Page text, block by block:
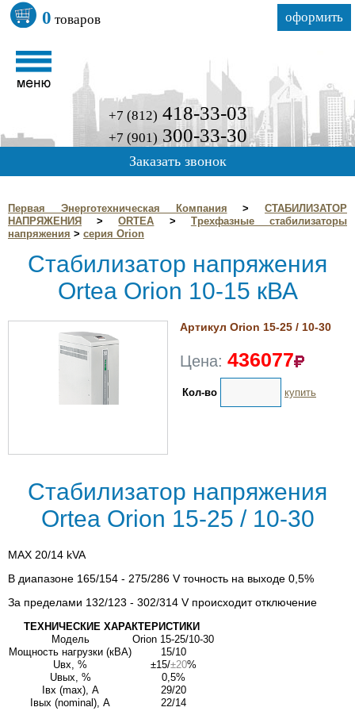
0 товаров оформить
+7 (812) 418-33-03
+7 (901) 300-33-30
Заказать звонок
Первая Энерготехническая Компания > СТАБИЛИЗАТОР
НАПРЯЖЕНИЯ
>ORTEA > Трехфазные стабилизаторы
напряжения > серия Orion
Стабилизатор напряжения
Ortea Orion 10-15 кВА
Артикул Orion 15-25 / 10-30
Цена: 436077
Кол-во купить
Стабилизатор напряжения
Ortea Orion 15-25 / 10-30
MAX 20/14 kVA
В диапазоне 165/154 - 275/286 V точность на выходе 0,5%
За пределами 132/123 - 302/314 V происходит отключение
ТЕХНИЧЕСКИЕ ХАРАКТЕРИСТИКИ
Модель
Orion 15-25/10-30
Мощность нагрузки (кВА)
15/10
Uвх, %
±15/±20%
Uвых, %
0,5%
Iвх (max), А
29/20
Iвых (nominal), А
22/14